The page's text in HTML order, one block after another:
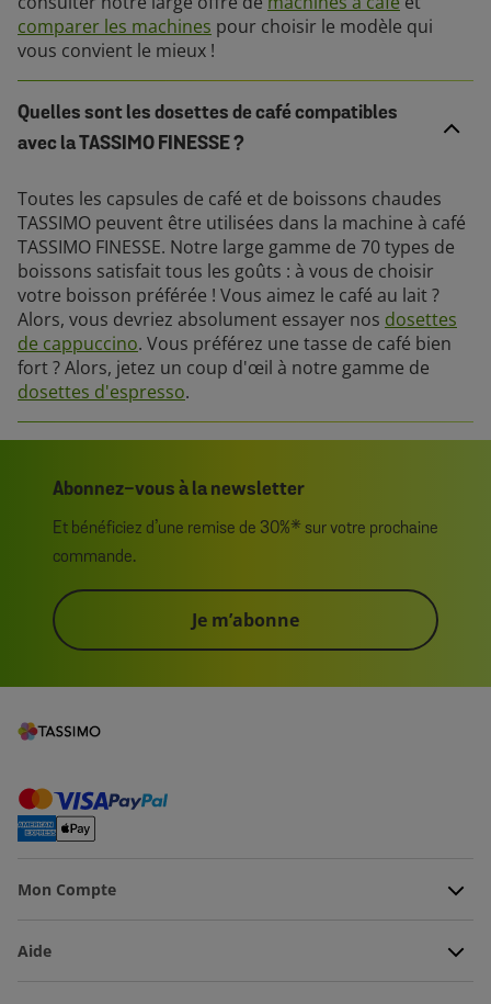
comparer les machines pour choisir le modèle qui
vous convient le mieux !
Quelles sont les dosettes de café compatibles
avec la TASSIMO FINESSE ?
Toutes les capsules de café et de boissons chaudes
TASSIMO peuvent être utilisées dans la machine à café
TASSIMO FINESSE. Notre large gamme de 70 types de
boissons satisfait tous les goûts : à vous de choisir
votre boisson préférée ! Vous aimez le café au lait ?
Alors, vous devriez absolument essayer nos dosettes
de cappuccino. Vous préférez une tasse de café bien
fort ? Alors, jetez un coup d'œil à notre gamme de
dosettes d'espresso.
Abonnez-vous à la newsletter
Et bénéficiez d’une remise de 30%* sur votre prochaine
commande.
Je m’abonne
Mon Compte
Aide